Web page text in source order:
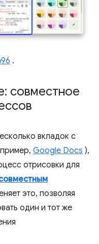
.
совместное
вкладок с
Google Docs ),
отрисовки для
это, позволяя
один и тот же